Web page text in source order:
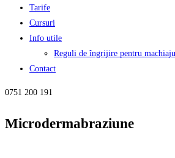
Tarife
Cursuri
Info utile
Reguli de îngrijire pentru
Contact
0751 200 191
Microdermabraziune